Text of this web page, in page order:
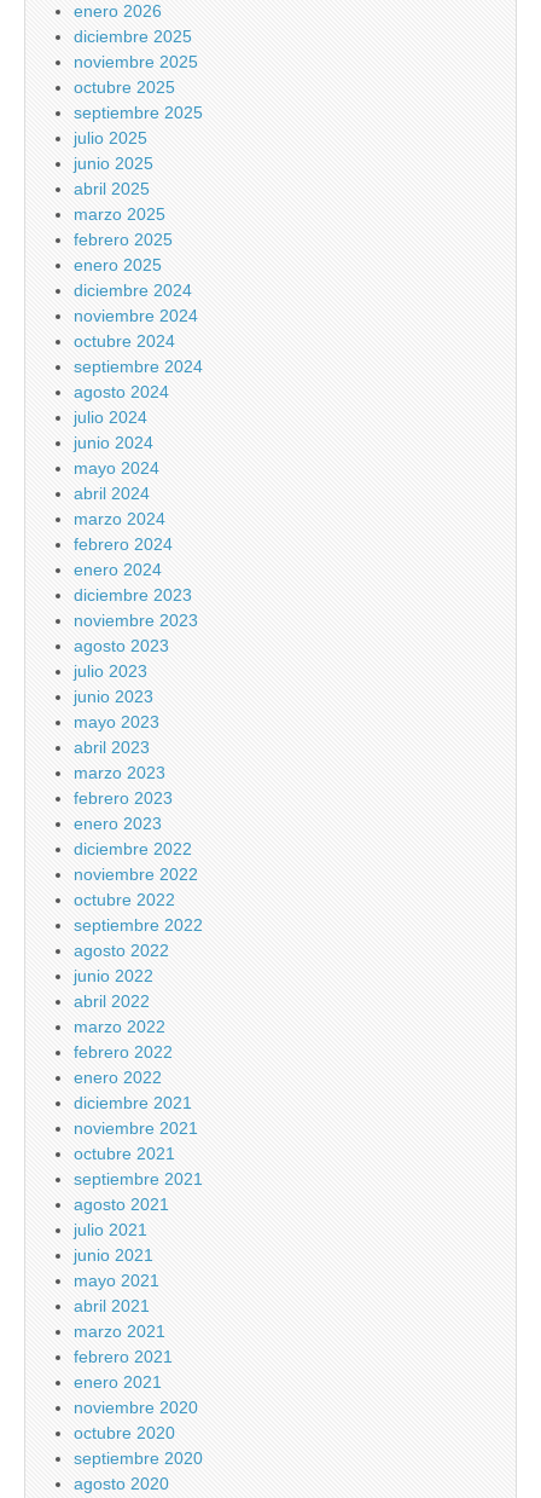
enero 2026
diciembre 2025
noviembre 2025
octubre 2025
septiembre 2025
julio 2025
junio 2025
abril 2025
marzo 2025
febrero 2025
enero 2025
diciembre 2024
noviembre 2024
octubre 2024
septiembre 2024
agosto 2024
julio 2024
junio 2024
mayo 2024
abril 2024
marzo 2024
febrero 2024
enero 2024
diciembre 2023
noviembre 2023
agosto 2023
julio 2023
junio 2023
mayo 2023
abril 2023
marzo 2023
febrero 2023
enero 2023
diciembre 2022
noviembre 2022
octubre 2022
septiembre 2022
agosto 2022
junio 2022
abril 2022
marzo 2022
febrero 2022
enero 2022
diciembre 2021
noviembre 2021
octubre 2021
septiembre 2021
agosto 2021
julio 2021
junio 2021
mayo 2021
abril 2021
marzo 2021
febrero 2021
enero 2021
noviembre 2020
octubre 2020
septiembre 2020
agosto 2020